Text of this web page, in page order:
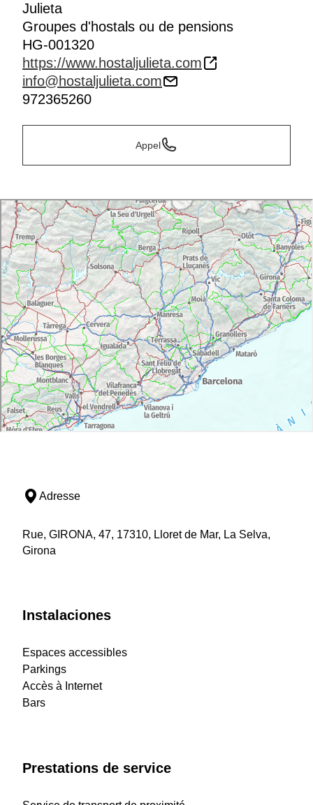
Julieta
Groupes d'hostals ou de pensions
HG-001320
https://www.hostaljulieta.com
info@hostaljulieta.com
972365260
Appel
Adresse
Rue, GIRONA, 47, 17310, Lloret de Mar, La Selva,
Girona
Instalaciones
Espaces accessibles
Parkings
Accès à Internet
Bars
Prestations de service